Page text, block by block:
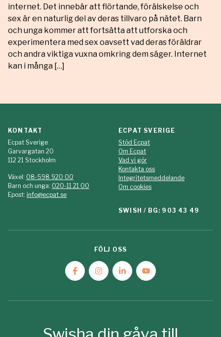
internet. Det innebär att flörtande, förälskelse och
sex är en naturlig del av deras tillvaro på nätet. Barn
och unga kommer att fortsätta att utforska och
experimentera med sex oavsett vad deras föräldrar
och andra viktiga vuxna omkring dem säger. Internet
kan i många […]
KONTAKT
Ecpat Sverige
Garvargatan 20
112 21 Stockholm
Växel: 08-598 920 00
Barn och unga: 020-11 21 00
Epost: info@ecpat.se
ECPAT SVERIGE
Stöd Ecpat
Om Ecpat
Vad vi gör
Kontakta oss
Integritetsmeddelande
Om cookies
SWISH / BG: 903 43 49
FÖLJ OSS